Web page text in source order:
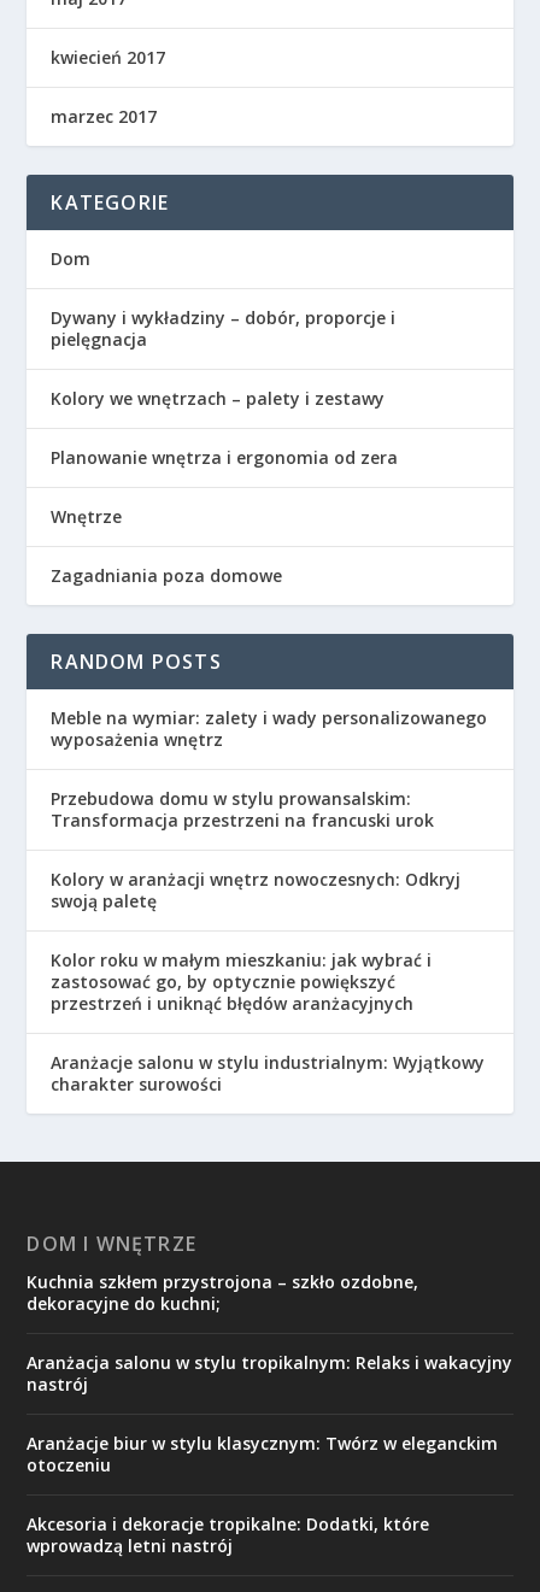
kwiecień 2017
marzec 2017
KATEGORIE
Dom
Dywany i wykładziny – dobór, proporcje i
pielęgnacja
Kolory we wnętrzach – palety i zestawy
Planowanie wnętrza i ergonomia od zera
Wnętrze
Zagadniania poza domowe
RANDOM POSTS
Meble na wymiar: zalety i wady personalizowanego
wyposażenia wnętrz
Przebudowa domu w stylu prowansalskim:
Transformacja przestrzeni na francuski urok
Kolory w aranżacji wnętrz nowoczesnych: Odkryj
swoją paletę
Kolor roku w małym mieszkaniu: jak wybrać i
zastosować go, by optycznie powiększyć
przestrzeń i uniknąć błędów aranżacyjnych
Aranżacje salonu w stylu industrialnym: Wyjątkowy
charakter surowości
DOM I WNĘTRZE
Kuchnia szkłem przystrojona – szkło ozdobne,
dekoracyjne do kuchni;
Aranżacja salonu w stylu tropikalnym: Relaks i wakacyjny
nastrój
Aranżacje biur w stylu klasycznym: Twórz w eleganckim
otoczeniu
Akcesoria i dekoracje tropikalne: Dodatki, które
wprowadzą letni nastrój